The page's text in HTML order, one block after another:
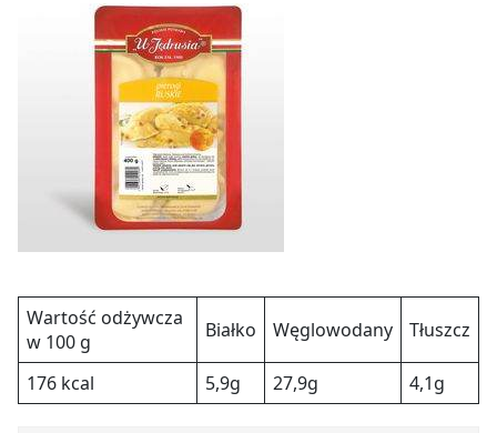
Wartość odżywcza
w 100 g
Białko Węglowodany Tłuszcz
176 kcal 5,9g 27,9g 4,1g